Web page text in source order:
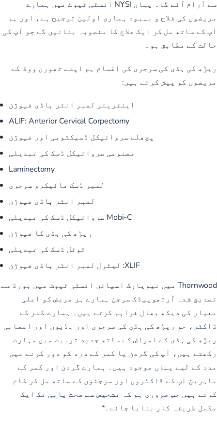
سے آرام آئے گا۔ یہاں NYSI انسٹی ٹیوٹ میں ہمارے
مریضوں کی فلاح و بہبود ہماری اولین ترجیح ہے، اور ہم
آپ کے ساتھ مل کر ایک علاج کا منصوبہ بنائیں گے جو آپ کی
حالت کے مطابق ہو۔
ریڑھ کی ہڈی کی سرجری کی اقسام ہم اپنے تھورن ووڈ کے
مریضوں کو پیش کرتے ہیں:
اینٹریئر لمبر انٹر باڈی فیوژن
ALIF: Anterior Cervical Corpectomy
پچھلے سروائیکل ڈسیکٹومی اور فیوژن
مصنوعی سروائیکل ڈسک کی تبدیلی
Laminectomy
لمبر ڈسک مائیکرو سرجری
لمبر انٹر باڈی فیوژن
Mobi-C سروائیکل ڈسک کی تبدیلی
ریڑھ کی ہڈی کا فیوژن
ٹوٹل ڈسک کی تبدیلی
XLIF: لیٹرل لمبر انٹر باڈی فیوژن
Thornwood میں نیویارک اسپائن انسٹی ٹیوٹ میں بورڈ سے
تصدیق شدہ آرتھوپیڈک سرجن ہمارے ہر مریض کو اعلیٰ
معیار کی دیکھ بھال فراہم کرتے ہیں۔ ہمارے کمر کے
ڈاکٹر، جو ریڑھ کی ہڈی کی سرجری اور ہڈیوں اور اعصابی
ریڑھ کی ہڈی کے امراض کے ساتھ جدید تربیت میں مہارت
رکھتے ہیں، آپ کی گردن یا کمر کے درد کو دور کرنے میں
مدد کے لیے یہاں موجود ہیں۔ ہمارے گردن اور کمر کے
ماہرین آپ کے ڈاکٹروں اور سرجنوں کے ساتھ مل کر کام
کرتے ہیں جب ضروری ہو کہ تشخیص سے صحت یابی تک ایک
مکمل طریقہ کار بنایا جائے۔*